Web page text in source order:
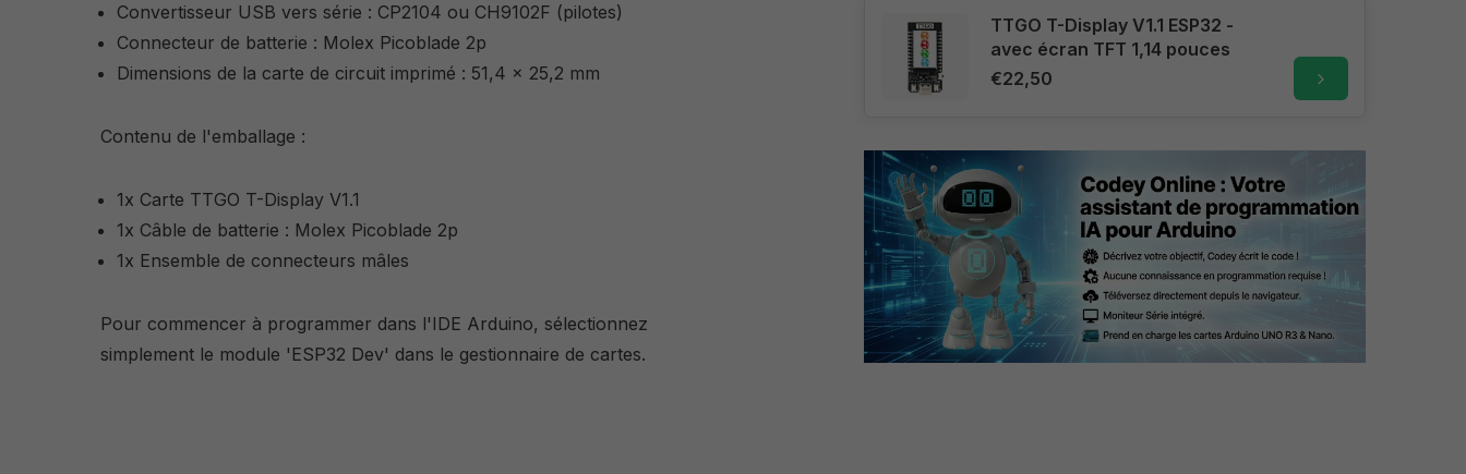
Convertisseur USB vers série : CP2104 ou CH9102F (pilotes)
Connecteur de batterie : Molex Picoblade 2p
Dimensions de la carte de circuit imprimé : 51,4 x 25,2 mm
Contenu de l'emballage :
1x Carte TTGO T-Display V1.1
1x Câble de batterie : Molex Picoblade 2p
1x Ensemble de connecteurs mâles
Pour commencer à programmer dans l'IDE Arduino, sélectionnez
simplement le module 'ESP32 Dev' dans le gestionnaire de cartes.
TTGO T-Display V1.1 ESP32 -
avec écran TFT 1,14 pouces
€22,50